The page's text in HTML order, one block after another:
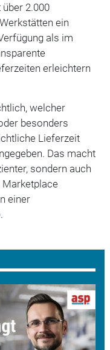
2.000
ein
als im
erleichtern
welcher
besonders
Lieferzeit
Das macht
sondern auch
Marketplace
einer